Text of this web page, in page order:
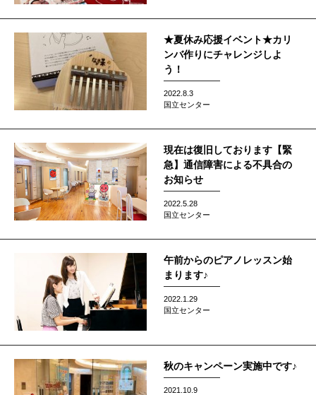
★夏休み応援イベント★カリ
ンバ作りにチャレンジしよ
う！
2022.8.3
国立センター
現在は復旧しております【緊
急】通信障害による不具合の
お知らせ
2022.5.28
国立センター
午前からのピアノレッスン始
まります♪
2022.1.29
国立センター
秋のキャンペーン実施中です♪
2021.10.9